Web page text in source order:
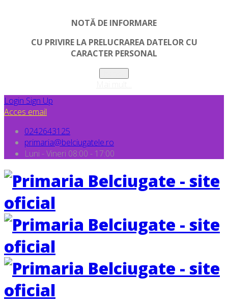
NOTĂ DE INFORMARE
CU PRIVIRE LA PRELUCRAREA DATELOR CU
CARACTER PERSONAL
Login Sign Up
Acces email
0242643125
primaria@belciugatele.ro
Luni - Vineri 08:00 - 17:00